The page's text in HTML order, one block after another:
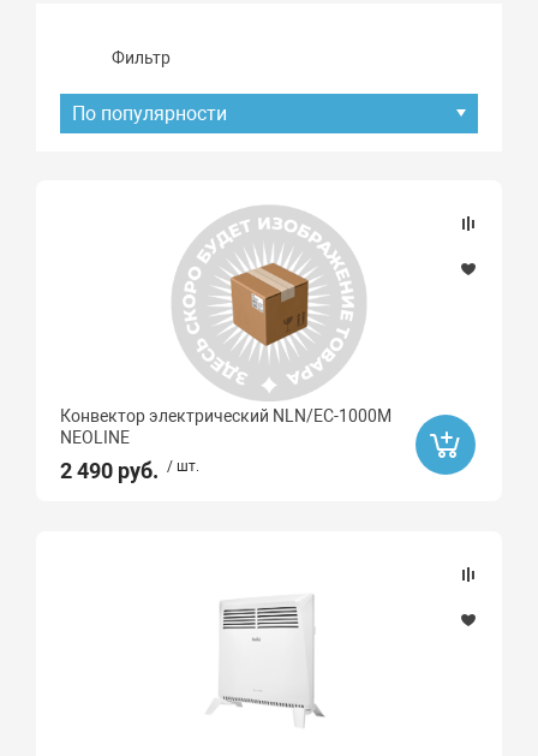
Фильтр
По популярности
Наличие товара
Распродажа
Да
Конвектор электрический NLN/EC-1000M
NEOLINE
2 490 руб. / шт.